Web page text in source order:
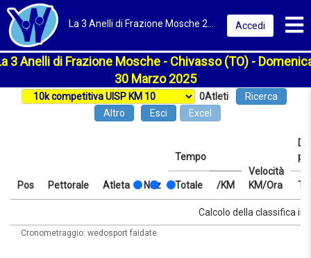
Accedi
3 Anelli di Frazione Mosche - Chivasso (TO) -
30 Marzo 2025
0Atleti
Ricerca
Altro
Esci Excel
Pos Pettorale Atleta Naz
Tempo
Velocità
KM/Ora
Totale /KM
Tempo
Velocità
Totale /KM
Calcolo della classifica in
Cronometraggio: wedosport faidate